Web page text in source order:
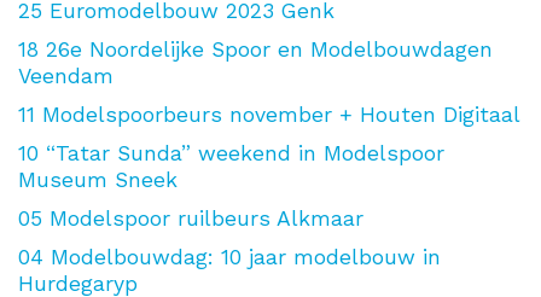
25 Euromodelbouw 2023 Genk
18 26e Noordelijke Spoor en Modelbouwdagen
Veendam
11 Modelspoorbeurs november + Houten Digitaal
10 “Tatar Sunda” weekend in Modelspoor
Museum Sneek
05 Modelspoor ruilbeurs Alkmaar
04 Modelbouwdag: 10 jaar modelbouw in
Hurdegaryp